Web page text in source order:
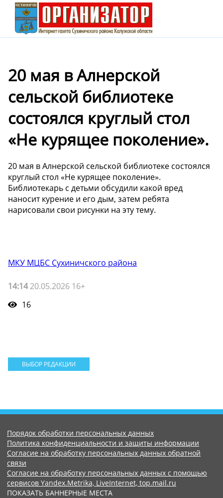
20 мая в Алнерской
сельской библиотеке
состоялся круглый стол
«Не курящее поколение».
20 мая в Алнерской сельской библиотеке состоялся
круглый стол «Не курящее поколение».
Библиотекарь с детьми обсудили какой вред
наносит курение и его дым, затем ребята
нарисовали свои рисунки на эту тему.
МКУ МЦБС Сухиничского района
14:1420.05.2026 16+
16
ВЫБОР РЕДАКЦИИ
Порядок обработки персональных данных
Политика конфиденциальности и защиты информации
Согласие на обработку персональных данных обратной
связи
Согласие на обработку персональных данных с помощью
сервисов Yandex.Metrika, LiveInternet, top.mail.ru
ПОКАЗАТЬ БАННЕРНЫЕ МЕСТА